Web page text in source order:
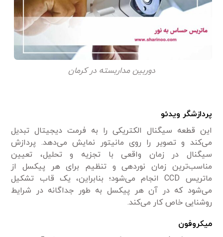
دوربین مداربسته در کرمان
پردازشگر ویدئو
این قطعه سیگنال الکتریکی را به فرمت دیجیتال تبدیل
می‌کند و تصویر را روی مانیتور نمایش می‌دهد. پردازش
سیگنال در زمان واقعی با تجزیه و تحلیل، تعیین
مناسب‌ترین زمان نوردهی و تنظیم برای هر پیکسل از
ماتریس CCD انجام می‌شود؛ بنابراین، یک قاب تشکیل
می‌شود که در آن هر پیکسل به طور جداگانه در شرایط
روشنایی خاص کار می‌کند.
میکروفون